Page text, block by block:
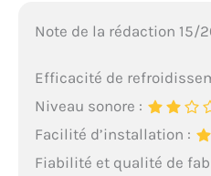
Note de la rédaction 15/
Efficacité de
Niveau sonore :
Facilité d’installation :
Fiabilité et qualité de